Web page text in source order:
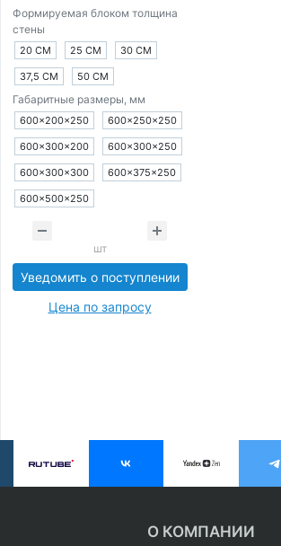
Формируемая блоком толщина
стены
20 СМ 25 СМ 30 СМ
37,5 СМ 50 СМ
Габаритные размеры, мм
600×200×250 600×250×250
600×300×200 600×300×250
600×300×300 600×375×250
600×500×250
шт
Уведомить о поступлении
Цена по запросу
О КОМПАНИИ